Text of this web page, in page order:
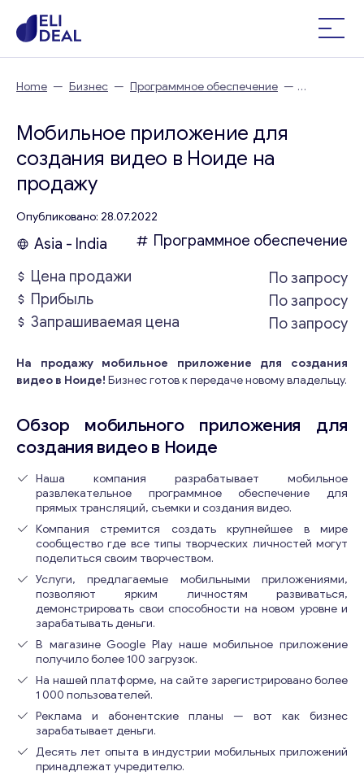
Home — Бизнес — Программное обеспечение —
Мобильное приложение для
создания видео в Ноиде на
продажу
Опубликовано: 28.07.2022
Asia - India
Программное обеспечение
Цена продажи
По запросу
Прибыль
По запросу
Запрашиваемая цена
По запросу
На продажу мобильное приложение для создания
видео в Ноиде! Бизнес готов к передаче новому владельцу.
Обзор мобильного приложения для
создания видео в Ноиде
Наша компания разрабатывает мобильное
развлекательное программное обеспечение для
прямых трансляций, съемки и создания видео.
Компания стремится создать крупнейшее в мире
сообщество где все типы творческих личностей могут
поделиться своим творчеством.
Услуги, предлагаемые мобильными приложениями,
позволяют ярким личностям развиваться,
демонстрировать свои способности на новом уровне и
зарабатывать деньги.
В магазине Google Play наше мобильное приложение
получило более 100 загрузок.
На нашей платформе, на сайте зарегистрировано более
1 000 пользователей.
Реклама и абонентские планы — вот как бизнес
зарабатывает деньги.
Десять лет опыта в индустрии мобильных приложений
принадлежат учредителю.